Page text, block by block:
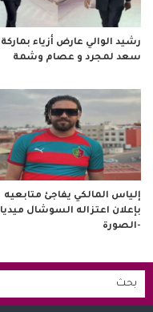
رشيد الوالي عارض أزياء بماركة
سعد لمجرد و عصام وشمة
إلياس المالكي يفاجئ متابعيه
بإعلان اعتزاله السوشال ميديا
-الصورة